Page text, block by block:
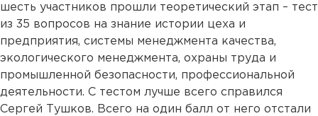
шесть участников прошли теоретический этап – тест
из 35 вопросов на знание истории цеха и
предприятия, системы менеджмента качества,
экологического менеджмента, охраны труда и
промышленной безопасности, профессиональной
деятельности. С тестом лучше всего справился
Сергей Тушков. Всего на один балл от него отстали